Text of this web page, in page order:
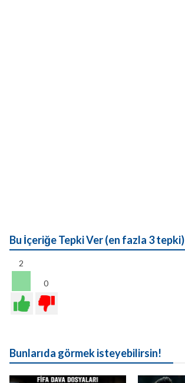
Bu İçeriğe Tepki Ver (en fazla 3 tepki)
2
0
Bunlarıda görmek isteyebilirsin!